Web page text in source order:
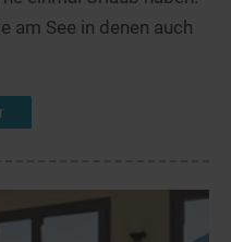
am See in denen auch